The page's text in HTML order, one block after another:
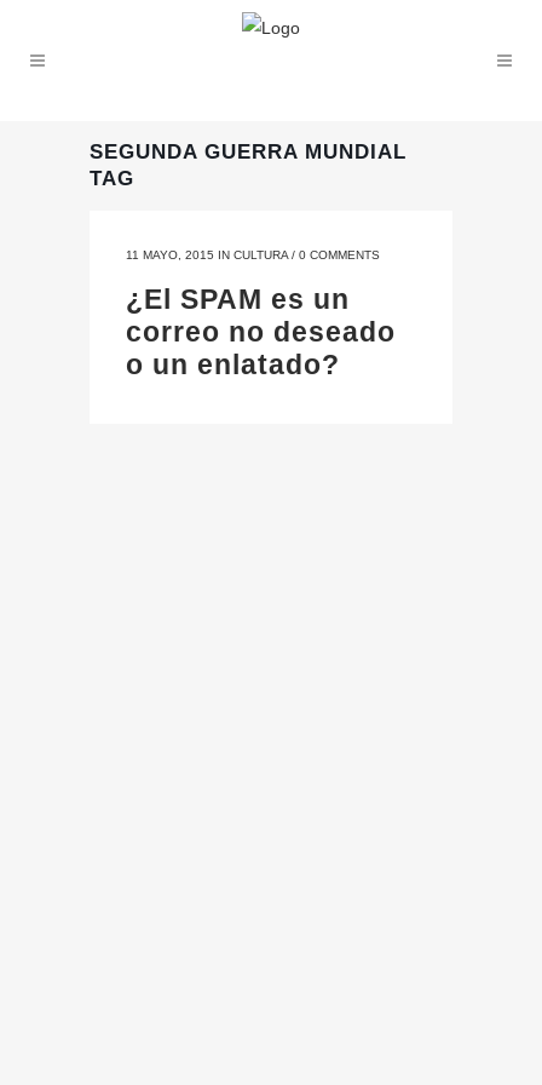
SEGUNDA GUERRA MUNDIAL
TAG
11 MAYO, 2015 IN CULTURA / 0 COMMENTS
¿El SPAM es un
correo no deseado
o un enlatado?